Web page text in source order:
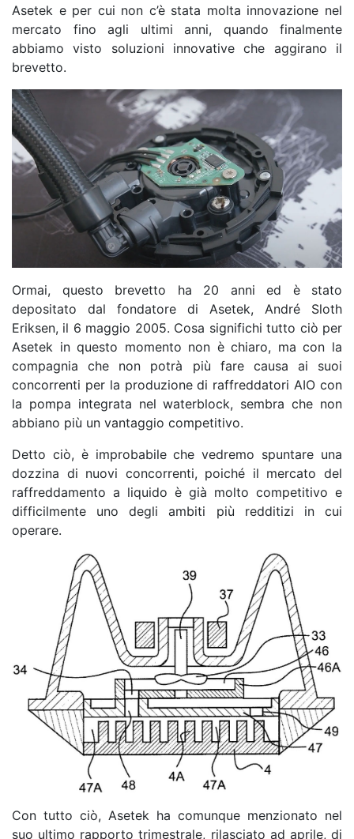
Asetek e per cui non c’è stata molta innovazione nel
mercato fino agli ultimi anni, quando finalmente
abbiamo visto soluzioni innovative che aggirano il
brevetto.
Ormai, questo brevetto ha 20 anni ed è stato
depositato dal fondatore di Asetek, André Sloth
Eriksen, il 6 maggio 2005. Cosa significhi tutto ciò per
Asetek in questo momento non è chiaro, ma con la
compagnia che non potrà più fare causa ai suoi
concorrenti per la produzione di raffreddatori AIO con
la pompa integrata nel waterblock, sembra che non
abbiano più un vantaggio competitivo.
Detto ciò, è improbabile che vedremo spuntare una
dozzina di nuovi concorrenti, poiché il mercato del
raffreddamento a liquido è già molto competitivo e
difficilmente uno degli ambiti più redditizi in cui
operare.
Con tutto ciò, Asetek ha comunque menzionato nel
suo ultimo rapporto trimestrale, rilasciato ad aprile, di